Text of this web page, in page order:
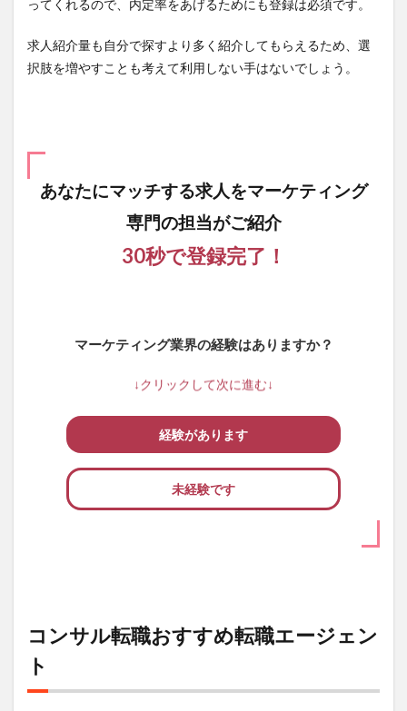
ってくれるので、内定率をあげるためにも登録は必須です。
求人紹介量も自分で探すより多く紹介してもらえるため、選
択肢を増やすことも考えて利用しない手はないでしょう。
あなたにマッチする求人をマーケティング
専門の担当がご紹介
30秒で登録完了！
マーケティング業界の経験はありますか？
↓クリックして次に進む↓
経験があります
未経験です
コンサル転職おすすめ転職エージェン
ト